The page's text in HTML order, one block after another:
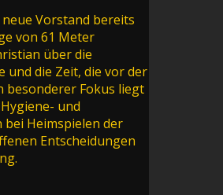
Vorstand bereits
von 61 Meter
über die
und die Zeit, die vor der
besonderer Fokus liegt
und
Heimspielen der
Entscheidungen